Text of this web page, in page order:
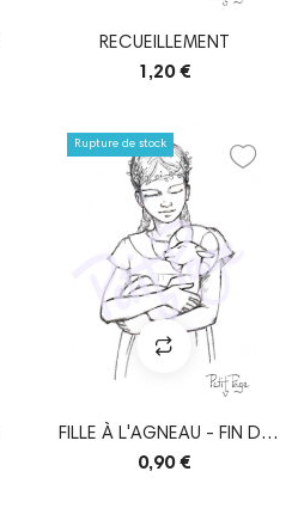
RECUEILLEMENT
1,20 €
Rupture de stock
FILLE À L'AGNEAU - FIN DE
SÉRIE
0,90 €